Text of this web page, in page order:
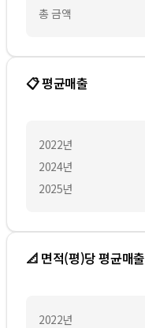
총 금액
📋 평균매출
2022년
2024년
2025년
📐 면적(평)당 평균매출
2022년